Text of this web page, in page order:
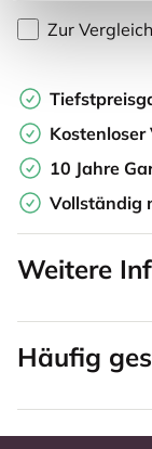
Zur
Kostenloser
10 Jahre
Vollständig
Weitere
Häufig